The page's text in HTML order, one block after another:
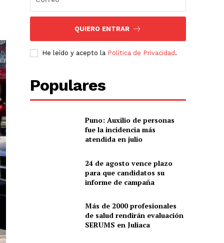
QUIERO ENTRAR
He leído y acepto la Política de Privacidad .
Populares
Puno: Auxilio de personas
fue la incidencia más
atendida en julio
24 de agosto vence plazo
para que candidatos su
informe de campaña
Más de 2000 profesionales
de salud rendirán evaluación
SERUMS en Juliaca